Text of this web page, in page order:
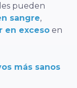
pueden
sangre,
en exceso en
más sanos